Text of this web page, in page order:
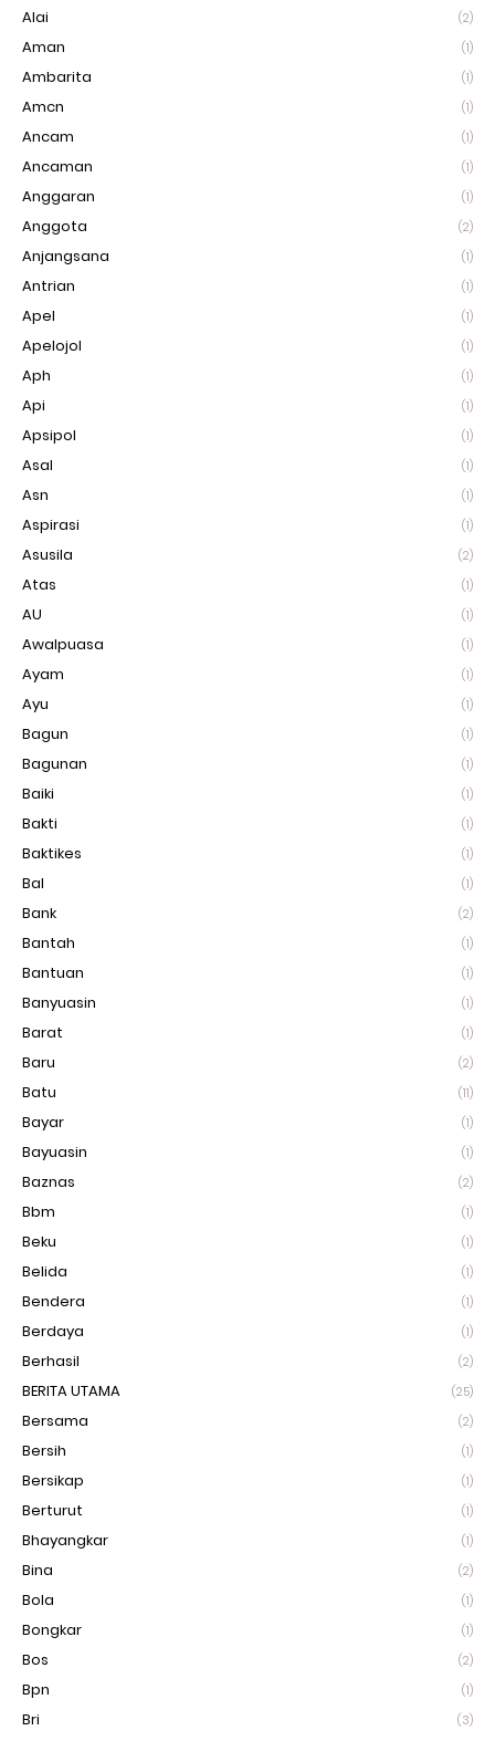
Alai (2)
Aman (1)
Ambarita (1)
Amcn (1)
Ancam (1)
Ancaman (1)
Anggaran (1)
Anggota (2)
Anjangsana (1)
Antrian (1)
Apel (1)
Apelojol (1)
Aph (1)
Api (1)
Apsipol (1)
Asal (1)
Asn (1)
Aspirasi (1)
Asusila (2)
Atas (1)
AU (1)
Awalpuasa (1)
Ayam (1)
Ayu (1)
Bagun (1)
Bagunan (1)
Baiki (1)
Bakti (1)
Baktikes (1)
Bal (1)
Bank (2)
Bantah (1)
Bantuan (1)
Banyuasin (1)
Barat (1)
Baru (2)
Batu (11)
Bayar (1)
Bayuasin (1)
Baznas (2)
Bbm (1)
Beku (1)
Belida (1)
Bendera (1)
Berdaya (1)
Berhasil (2)
BERITA UTAMA (25)
Bersama (2)
Bersih (1)
Bersikap (1)
Berturut (1)
Bhayangkar (1)
Bina (2)
Bola (1)
Bongkar (1)
Bos (2)
Bpn (1)
Bri (3)